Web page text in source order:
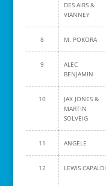
DES AIRS &
VIANNEY
8 M. POKORA
9
ALEC
BENJAMIN
10
JAX JONES &
MARTIN
SOLVEIG
11 ANGELE
12 LEWIS CAPALDI